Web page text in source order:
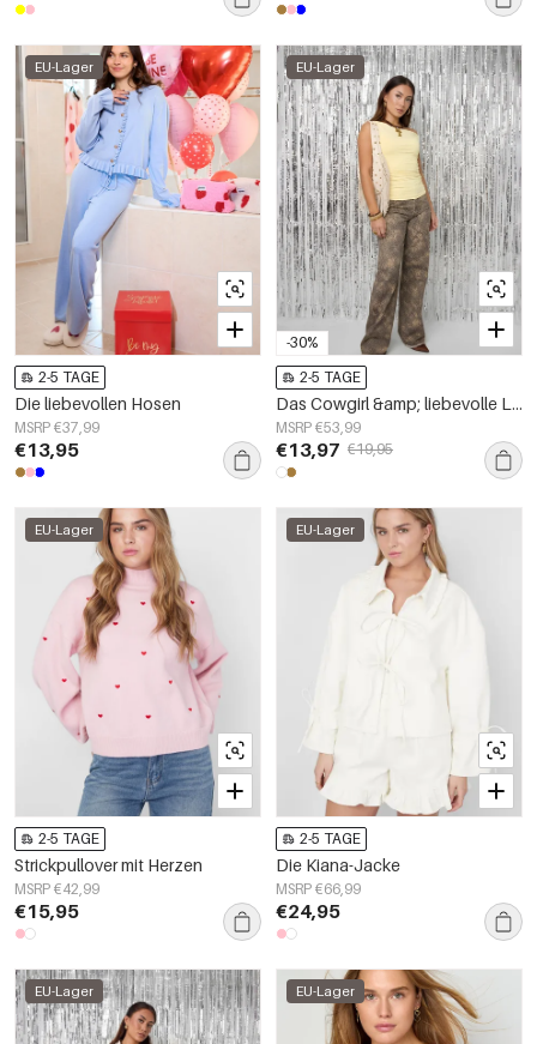
EU-Lager
2-5 TAGE
Die liebevollen Hosen
MSRP €37,99
€13,95
-30%
EU-Lager
2-5 TAGE
Das Cowgirl &amp; liebevolle Leopardenjeans
MSRP €53,99
€13,97 €19,95
EU-Lager
2-5 TAGE
Strickpullover mit Herzen
MSRP €42,99
€15,95
EU-Lager
2-5 TAGE
Die Kiana-Jacke
MSRP €66,99
€24,95
EU-Lager EU-Lager